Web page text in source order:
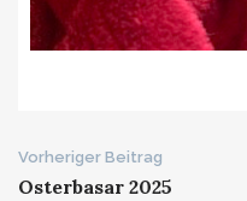
Beitrags-
Vorheriger Beitrag
Osterbasar 2025